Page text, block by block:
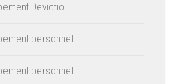
Devictio
personnel
personnel